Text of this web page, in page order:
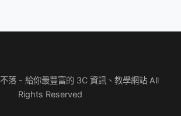
落 - 給你最豐富的 3C 資訊、教學網站 All
Rights Reserved